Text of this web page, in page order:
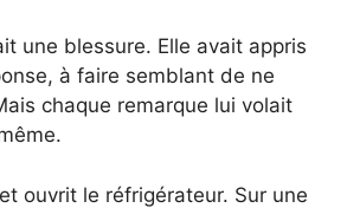
une blessure. Elle avait appris
à faire semblant de ne
chaque remarque lui volait
ouvrit le réfrigérateur. Sur une